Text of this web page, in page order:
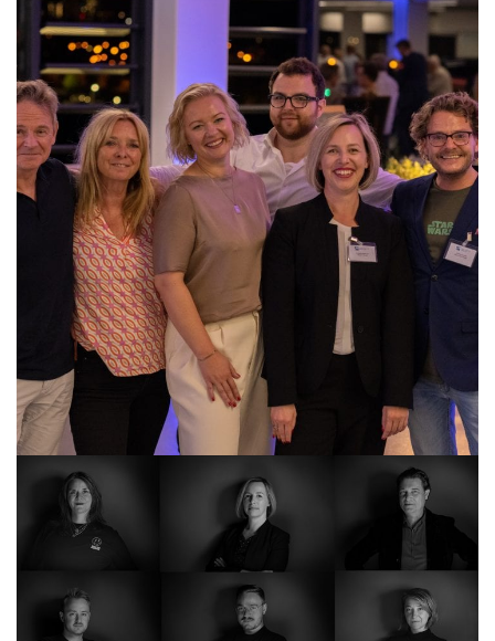
Vor­stand­s­por­traits Mar­ke­ting­club
Frankfurt
FOTOGRAFIE